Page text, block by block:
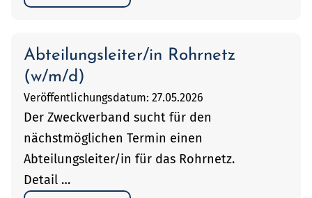
Abteilungsleiter/in Rohrnetz
(w/m/d)
Veröffentlichungsdatum: 27.05.2026
Der Zweckverband sucht für den
nächstmöglichen Termin einen
Abteilungsleiter/in für das Rohrnetz.
Detail …